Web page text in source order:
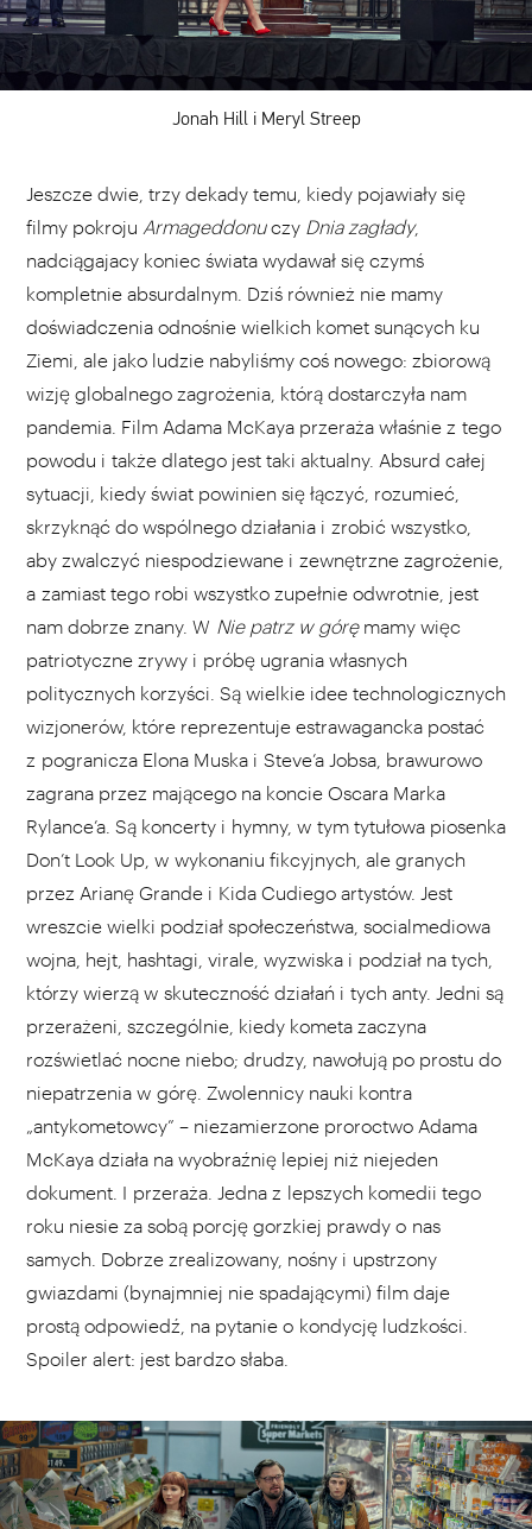
Jonah Hill i Meryl Streep
Jeszcze dwie, trzy dekady temu, kiedy pojawiały się
filmy pokroju Armageddonuczy Dnia zagłady,
nadciągajacy koniec świata wydawał się czymś
kompletnie absurdalnym. Dziś również nie mamy
doświadczenia odnośnie wielkich komet sunących ku
Ziemi, ale jako ludzie nabyliśmy coś nowego: zbiorową
wizję globalnego zagrożenia, którą dostarczyła nam
pandemia. Film Adama McKaya przeraża właśnie z tego
powodu i także dlatego jest taki aktualny. Absurd całej
sytuacji, kiedy świat powinien się łączyć, rozumieć,
skrzyknąć do wspólnego działania i zrobić wszystko,
aby zwalczyć niespodziewane i zewnętrzne zagrożenie,
a zamiast tego robi wszystko zupełnie odwrotnie, jest
nam dobrze znany. W Nie patrz w góręmamy więc
patriotyczne zrywy i próbę ugrania własnych
politycznych korzyści. Są wielkie idee technologicznych
wizjonerów, które reprezentuje estrawagancka postać
z pogranicza Elona Muska i Steve’a Jobsa, brawurowo
zagrana przez mającego na koncie Oscara Marka
Rylance’a. Są koncerty i hymny, w tym tytułowa piosenka
Don’t Look Up, w wykonaniu fikcyjnych, ale granych
przez Arianę Grande i Kida Cudiego artystów. Jest
wreszcie wielki podział społeczeństwa, socialmediowa
wojna, hejt, hashtagi, virale, wyzwiska i podział na tych,
którzy wierzą w skuteczność działań i tych anty. Jedni są
przerażeni, szczególnie, kiedy kometa zaczyna
rozświetlać nocne niebo; drudzy, nawołują po prostu do
niepatrzenia w górę. Zwolennicy nauki kontra
„antykometowcy” – niezamierzone proroctwo Adama
McKaya działa na wyobraźnię lepiej niż niejeden
dokument. I przeraża. Jedna z lepszych komedii tego
roku niesie za sobą porcję gorzkiej prawdy o nas
samych. Dobrze zrealizowany, nośny i upstrzony
gwiazdami (bynajmniej nie spadającymi) film daje
prostą odpowiedź, na pytanie o kondycję ludzkości.
Spoiler alert: jest bardzo słaba.